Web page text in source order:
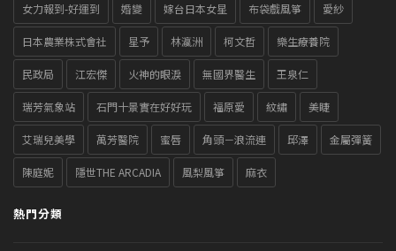
女力報到-好運到 婚變 嫁台日本女星 布袋戲風箏 愛紗
日本農業株式會社 星予 林瀛洲 柯文哲 樂生療養院
民政局 江宏傑 火神的眼淚 無國界醫生 王泉仁
瑞芳氣象站 石門十景實在好好玩 福原愛 紋繡 美睫
艾瑞兒美學 萬芳醫院 蜜唇 角頭－浪流連 邱澤 金屬彈簧
陳庭妮 隱世THE ARCADIA 風梨風箏 麻衣
熱門分類